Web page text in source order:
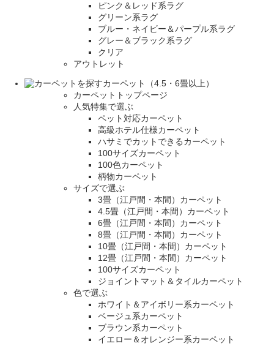
ピンク＆レッド系ラグ
グリーン系ラグ
ブルー・ネイビー＆パープル系ラグ
グレー＆ブラック系ラグ
クリア
アウトレット
カーペット（4.5・6畳以上）
カーペットトップページ
人気特集で選ぶ
ペット対応カーペット
高級ホテル仕様カーペット
ハサミでカットできるカーペット
100サイズカーペット
100色カーペット
柄物カーペット
サイズで選ぶ
3畳（江戸間・本間）カーペット
4.5畳（江戸間・本間）カーペット
6畳（江戸間・本間）カーペット
8畳（江戸間・本間）カーペット
10畳（江戸間・本間）カーペット
12畳（江戸間・本間）カーペット
100サイズカーペット
ジョイントマット＆タイルカーペット
色で選ぶ
ホワイト＆アイボリー系カーペット
ベージュ系カーペット
ブラウン系カーペット
イエロー＆オレンジー系カーペット